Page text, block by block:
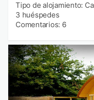
Tipo de alojamiento:
3 huéspedes
Comentarios: 6